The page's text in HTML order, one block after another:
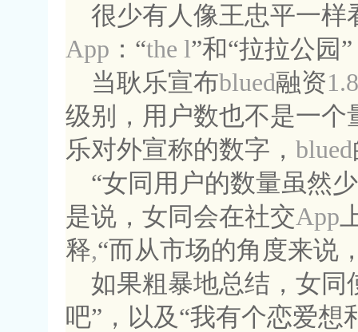
很少有人像王忠平一样
App ：“the l”和“拉拉公园
当耿乐宣布blued融资1.8
级别，用户数也不是一个
乐对外宣称的数字， blued
“女同用户的数量虽然
是说，女同会在社交App
释,“而从市场的角度来说
如果粗暴地总结，女同
吧”，以及“我有个恋爱想